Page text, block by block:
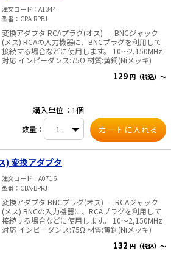
注文コード
A1344
型番
CRA-RPBJ
変換アダプタ RCAプラグ(オス) - BNCジャック
(メス) RCAの入力機器に、BNCプラグを利用して
接続する場合などに使用します。 10～2,150MHz
対応 インピーダンス:75Ω 材質:黄銅(Niメッキ)
129 円（税込）～
購入単位：1個
数量：
) 変換アダプタ
注文コード
A0716
型番
CBA-BPRJ
変換アダプタ BNCプラグ(オス) - RCAジャック
(メス) BNCの入力機器に、RCAプラグを利用して
接続する場合などに使用します。 10～2,150MHz
対応 インピーダンス:75Ω 材質:黄銅(Niメッキ)
132 円（税込）～